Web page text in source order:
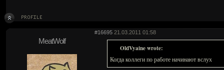
#16695 21.03.2011 01:58
MeatWolf
OldVyaine wrote:
Когда коллеги по работе начинают вслух